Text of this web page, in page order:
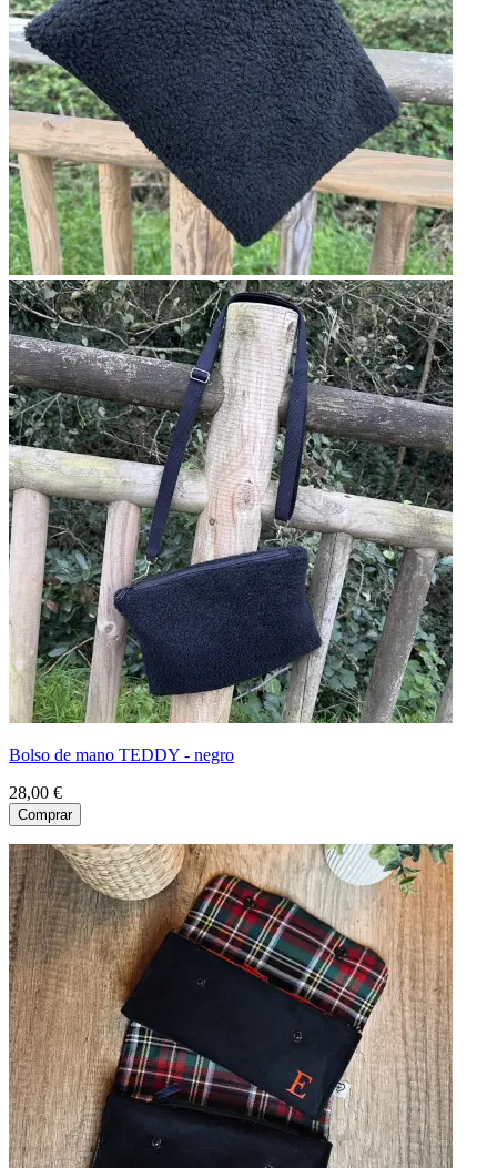
Bolso de mano TEDDY - negro
28,00 €
Comprar